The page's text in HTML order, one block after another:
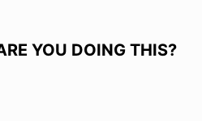
YOU DOING THIS?